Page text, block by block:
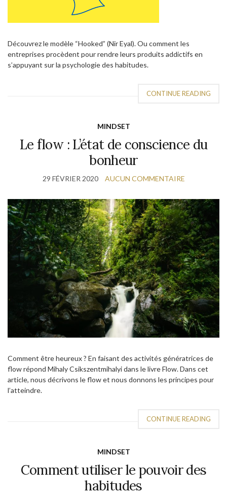
Découvrez le modèle “Hooked” (Nir Eyal). Ou comment les
entreprises procèdent pour rendre leurs produits addictifs en
s’appuyant sur la psychologie des habitudes.
CONTINUE READING
MINDSET
Le flow : L’état de conscience du
bonheur
29 FÉVRIER 2020 AUCUN COMMENTAIRE
Comment être heureux ? En faisant des activités génératrices de
flow répond Mihaly Csikszentmihalyi dans le livre Flow. Dans cet
article, nous décrivons le flow et nous donnons les principes pour
l’atteindre.
CONTINUE READING
MINDSET
Comment utiliser le pouvoir des
habitudes